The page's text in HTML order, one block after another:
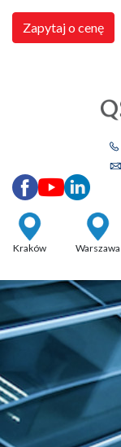
Kraków Warszawa
Zapytaj o cenę